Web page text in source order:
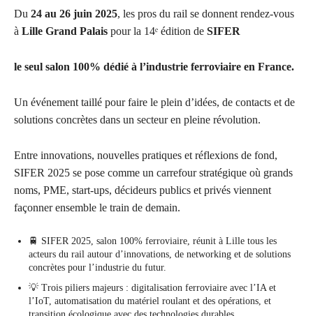
Du 24 au 26 juin 2025, les pros du rail se donnent rendez-vous
à Lille Grand Palais pour la 14ᵉ édition de SIFER
le seul salon 100% dédié à l’industrie ferroviaire en France.
Un événement taillé pour faire le plein d’idées, de contacts et de
solutions concrètes dans un secteur en pleine révolution.
Entre innovations, nouvelles pratiques et réflexions de fond,
SIFER 2025 se pose comme un carrefour stratégique où grands
noms, PME, start-ups, décideurs publics et privés viennent
façonner ensemble le train de demain.
🚆 SIFER 2025, salon 100% ferroviaire, réunit à Lille tous les
acteurs du rail autour d’innovations, de networking et de solutions
concrètes pour l’industrie du futur.
💡 Trois piliers majeurs : digitalisation ferroviaire avec l’IA et
l’IoT, automatisation du matériel roulant et des opérations, et